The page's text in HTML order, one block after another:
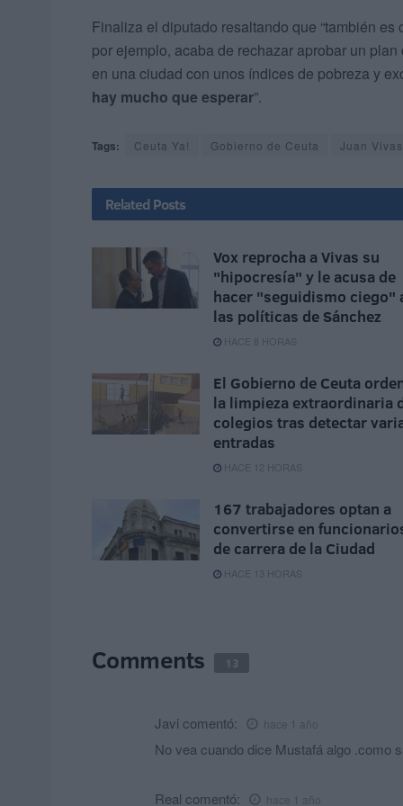
Finaliza el diputado resaltando que “también
por ejemplo, acaba de rechazar aprobar un
en una ciudad con unos índices de pobreza y
hay mucho que esperar”.
Tags: Ceuta Ya! Gobierno de Ceuta Juan Vivas
Related Posts
Vox reprocha a Vivas su
"hipocresía" y le acusa de
hacer "seguidismo ciego"
las políticas de Sánchez
HACE 8 HORAS
El Gobierno de Ceuta
la limpieza extraordinaria
colegios tras detectar
entradas
HACE 12 HORAS
167 trabajadores optan a
convertirse en
de carrera de la Ciudad
HACE 13 HORAS
Comments 13
Javi comentó: hace 1 año
No vea cuando dice Mustafá algo .como
Real comentó: hace 1 año